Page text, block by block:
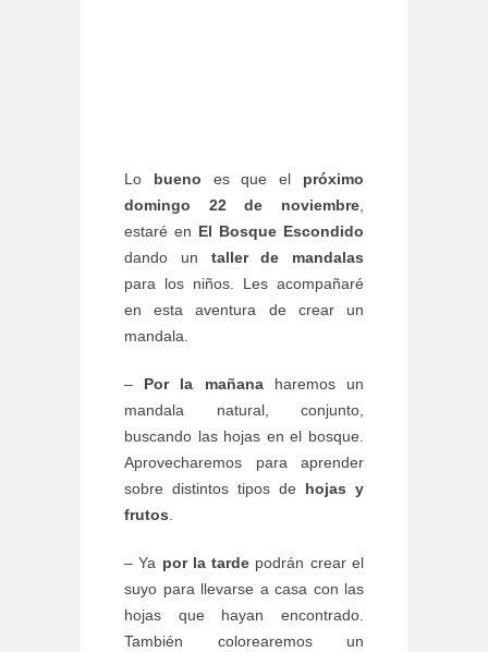
Lo bueno es que el próximo
domingo 22 de noviembre,
estaré en El Bosque Escondido
dando un taller de mandalas
para los niños. Les acompañaré
en esta aventura de crear un
mandala.
– Por la mañanaharemos un
mandala natural, conjunto,
buscando las hojas en el bosque.
Aprovecharemos para aprender
sobre distintos tipos de hojas y
frutos.
– Ya por la tarde podrán crear el
suyo para llevarse a casa con las
hojas que hayan encontrado.
También colorearemos un